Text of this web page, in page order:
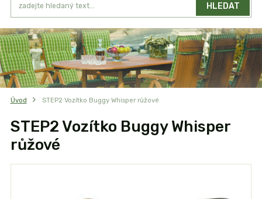
HLEDAT
Úvod STEP2 Vozítko Buggy Whisper růžové
STEP2 Vozítko Buggy Whisper
růžové